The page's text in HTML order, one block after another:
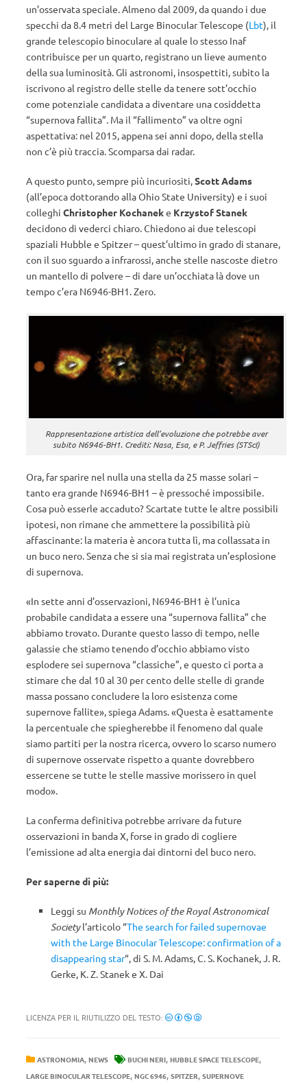
un’osservata speciale. Almeno dal 2009, da quando i due
specchi da 8.4 metri del Large Binocular Telescope (Lbt), il
grande telescopio binoculare al quale lo stesso Inaf
contribuisce per un quarto, registrano un lieve aumento
della sua luminosità. Gli astronomi, insospettiti, subito la
iscrivono al registro delle stelle da tenere sott’occhio
come potenziale candidata a diventare una cosiddetta
“supernova fallita”. Ma il “fallimento” va oltre ogni
aspettativa: nel 2015, appena sei anni dopo, della stella
non c’è più traccia. Scomparsa dai radar.
A questo punto, sempre più incuriositi,Scott Adams
(all’epoca dottorando alla Ohio State University) e i suoi
colleghi Christopher Kochaneke Krzystof Stanek
decidono di vederci chiaro. Chiedono ai due telescopi
spaziali Hubble e Spitzer – quest’ultimo in grado di stanare,
con il suo sguardo a infrarossi, anche stelle nascoste dietro
un mantello di polvere – di dare un’occhiata là dove un
tempo c’era N6946-BH1. Zero.
Rappresentazione artistica dell’evoluzione che potrebbe aver
subito N6946-BH1. Crediti: Nasa, Esa, e P. Jeffries (STScI)
Ora, far sparire nel nulla una stella da 25 masse solari –
tanto era grande N6946-BH1 – è pressoché impossibile.
Cosa può esserle accaduto? Scartate tutte le altre possibili
ipotesi, non rimane che ammettere la possibilità più
affascinante: la materia è ancora tutta lì, ma collassata in
un buco nero. Senza che si sia mai registrata un’esplosione
di supernova.
«In sette anni d’osservazioni, N6946-BH1 è l’unica
probabile candidata a essere una “supernova fallita” che
abbiamo trovato. Durante questo lasso di tempo, nelle
galassie che stiamo tenendo d’occhio abbiamo visto
esplodere sei supernova “classiche”, e questo ci porta a
stimare che dal 10 al 30 per cento delle stelle di grande
massa possano concludere la loro esistenza come
supernove fallite», spiega Adams. «Questa è esattamente
la percentuale che spiegherebbe il fenomeno dal quale
siamo partiti per la nostra ricerca, ovvero lo scarso numero
di supernove osservate rispetto a quante dovrebbero
essercene se tutte le stelle massive morissero in quel
modo».
La conferma definitiva potrebbe arrivare da future
osservazioni in banda X, forse in grado di cogliere
l’emissione ad alta energia dai dintorni del buco nero.
Per saperne di più:
Leggi su Monthly Notices of the Royal Astronomical
Societyl’articolo “The search for failed supernovae
with the Large Binocular Telescope: confirmation of a
disappearing star“, di S. M. Adams, C. S. Kochanek, J. R.
Gerke, K. Z. Stanek e X. Dai
LICENZA PER IL RIUTILIZZO DEL TESTO:
ASTRONOMIA, NEWS BUCHI NERI, HUBBLE SPACE TELESCOPE,
LARGE BINOCULAR TELESCOPE, NGC 6946, SPITZER, SUPERNOVE